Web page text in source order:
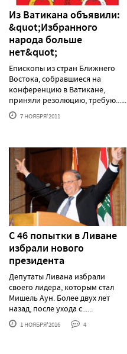
Из Ватикана объявили:
&quot;Избранного
народа больше
нет&quot;
Епископы из стран Ближнего
Востока, собравшиеся на
конференцию в Ватикане,
приняли резолюцию, требую......
7 НОЯБРЯ'2011
С 46 попытки в Ливане
избрали нового
президента
Депутаты Ливана избрали
своего лидера, которым стал
Мишель Аун. Более двух лет
назад, после ухода с......
1 НОЯБРЯ'2016 4